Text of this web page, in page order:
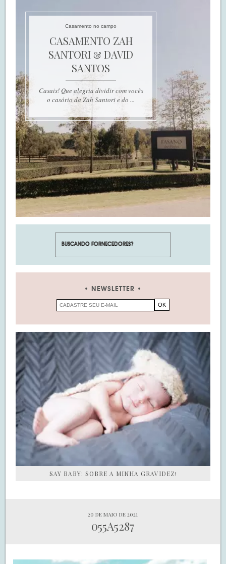
Casamento no campo
CASAMENTO ZAH
SANTORI & DAVID
SANTOS
Casais! Que alegria dividir com vocês
o casório da Zah Santori e do ...
NEWSLETTER
SAY BABY: SOBRE A MINHA GRAVIDEZ!
20 de maio de 2021
055A5287